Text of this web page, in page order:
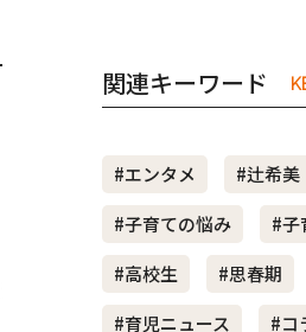
関連キーワード
#エンタメ #辻希美
#子育ての悩み
#子
#高校生
#思春期
#育児ニュース
#コ